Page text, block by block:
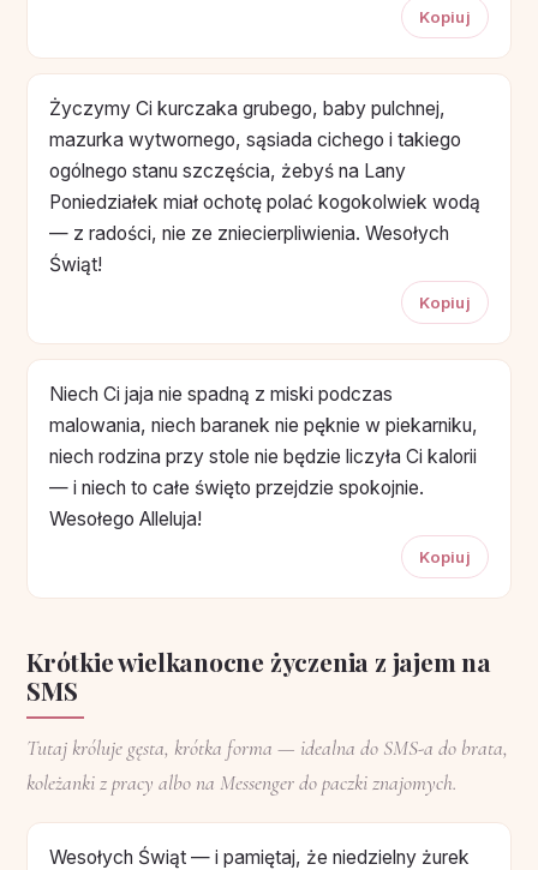
Kopiuj
Życzymy Ci kurczaka grubego, baby pulchnej,
mazurka wytwornego, sąsiada cichego i takiego
ogólnego stanu szczęścia, żebyś na Lany
Poniedziałek miał ochotę polać kogokolwiek wodą
— z radości, nie ze zniecierpliwienia. Wesołych
Świąt!
Kopiuj
Niech Ci jaja nie spadną z miski podczas
malowania, niech baranek nie pęknie w piekarniku,
niech rodzina przy stole nie będzie liczyła Ci kalorii
— i niech to całe święto przejdzie spokojnie.
Wesołego Alleluja!
Kopiuj
Krótkie wielkanocne życzenia z jajem na
SMS
Tutaj króluje gęsta, krótka forma — idealna do SMS-a do brata,
koleżanki z pracy albo na Messenger do paczki znajomych.
Wesołych Świąt — i pamiętaj, że niedzielny żurek